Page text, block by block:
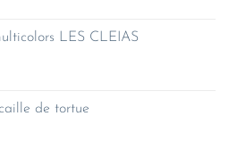
35,00€LES CLEIAS
de tortue